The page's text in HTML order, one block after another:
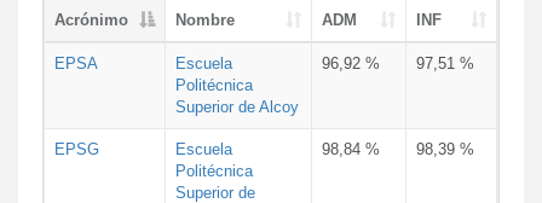
Acrónimo Nombre ADM INF
EPSA
Escuela
Politécnica
Superior de Alcoy
96,92 % 97,51 %
EPSG
Escuela
Politécnica
Superior de
98,84 % 98,39 %